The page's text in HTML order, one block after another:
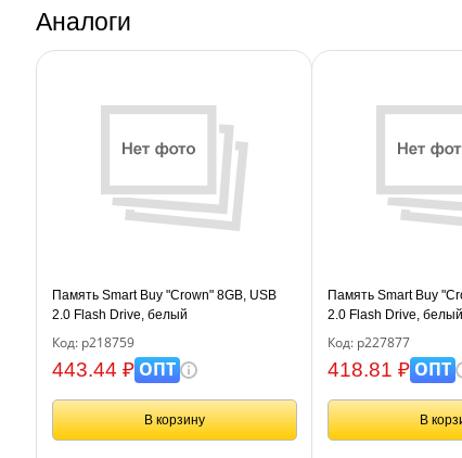
Аналоги
Память Smart Buy "Crown" 8GB, USB
2.0 Flash Drive, белый
Код: р218759
443.44 ₽ОПТ
В корзину
Память Smart Buy
2.0 Flash Drive, белый
Код: р227877
418.81 ₽ОПТ
В